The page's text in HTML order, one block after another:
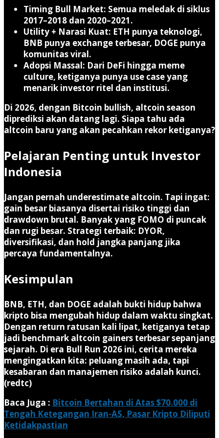
Timing Bull Market: Semua meledak di siklus
2017–2018 dan 2020–2021.
Utility + Narasi Kuat: ETH punya teknologi,
BNB punya exchange terbesar, DOGE punya
komunitas viral.
Adopsi Massal: Dari DeFi hingga meme
culture, ketiganya punya use case yang
menarik investor ritel dan institusi.
Di 2026, dengan Bitcoin bullish, altcoin season
diprediksi akan datang lagi. Siapa tahu ada
altcoin baru yang akan pecahkan rekor ketiganya?
Pelajaran Penting untuk Investor
Indonesia
Jangan pernah underestimate altcoin. Tapi ingat:
gain besar biasanya disertai risiko tinggi dan
drawdown brutal. Banyak yang FOMO di puncak
dan rugi besar. Strategi terbaik: DYOR,
diversifikasi, dan hold jangka panjang jika
percaya fundamentalnya.
Kesimpulan
BNB, ETH, dan DOGE adalah bukti hidup bahwa
kripto bisa mengubah hidup dalam waktu singkat.
Dengan return ratusan kali lipat, ketiganya tetap
jadi benchmark altcoin gainers terbesar sepanjang
sejarah. Di era Bull Run 2026 ini, cerita mereka
mengingatkan kita: peluang masih ada, tapi
kesabaran dan manajemen risiko adalah kunci.
(redtc)
Baca Juga : Bitcoin Bertahan di Atas $70.000 di
Tengah Ketegangan Iran-AS, Pasar Kripto Diliputi
Ketidakpastian